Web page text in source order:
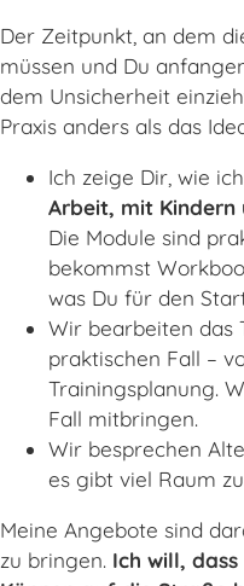
Der Zeitpunkt, an dem
müssen und Du
dem Unsicherheit
Praxis anders als das
Ich zeige Dir, wie
Arbeit, mit Kindern
Die Module sind
bekommst
was Du für den
Wir bearbeiten das
praktischen Fall –
Trainingsplanung.
Fall mitbringen.
Wir besprechen
es gibt viel Raum
Meine Angebote sind
zu bringen. Ich will,